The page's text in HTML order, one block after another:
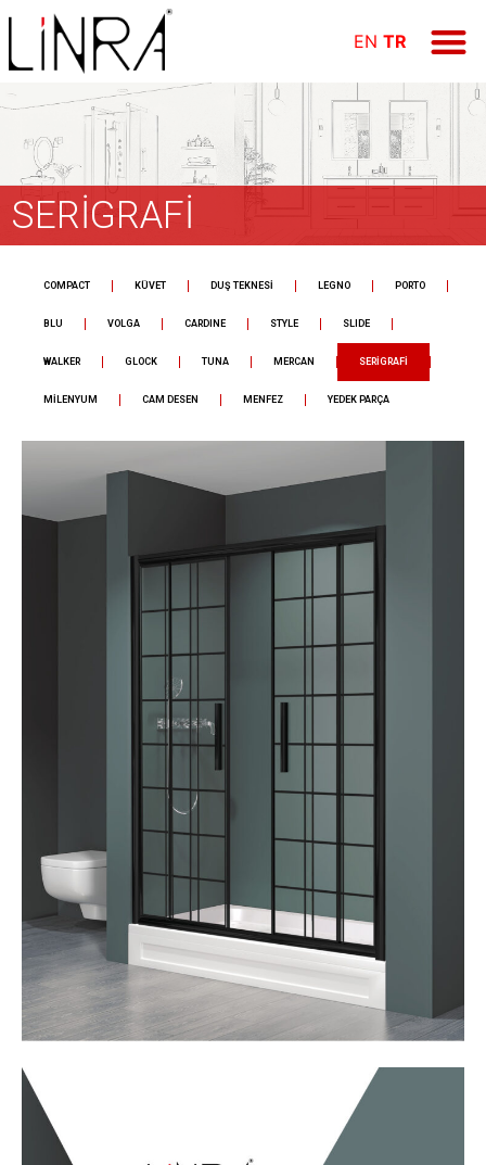
EN TR
SERİGRAFİ
COMPACT KÜVET DUŞ TEKNESİ LEGNO PORTO
BLU VOLGA CARDINE STYLE SLIDE
WALKER GLOCK TUNA MERCAN SERİGRAFİ
MİLENYUM CAM DESEN MENFEZ YEDEK PARÇA